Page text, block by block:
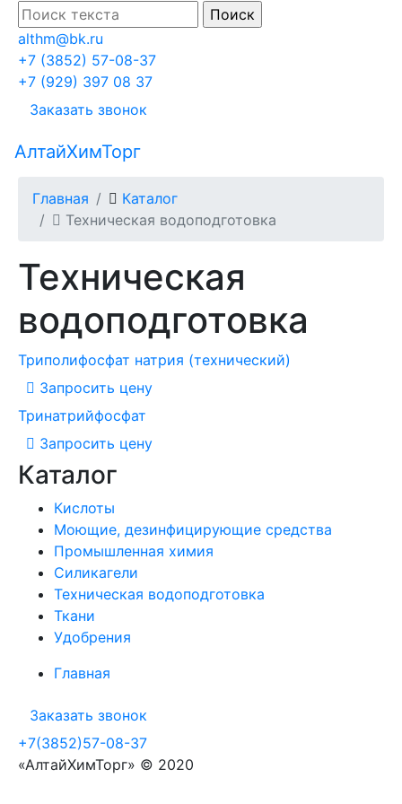
althm@bk.ru
+7 (3852) 57-08-37
+7 (929) 397 08 37
Заказать звонок
АлтайХимТорг
Главная
Каталог
Техническая водоподготовка
Техническая
водоподготовка
Триполифосфат натрия (технический)
Запросить цену
Тринатрийфосфат
Запросить цену
Каталог
Кислоты
Моющие, дезинфицирующие средства
Промышленная химия
Силикагели
Техническая водоподготовка
Ткани
Удобрения
Главная
Заказать звонок
+7(3852)57-08-37
«АлтайХимТорг» © 2020